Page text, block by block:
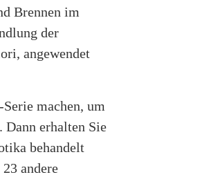
Brennen im
der
angewendet
machen, um
erhalten Sie
behandelt
andere